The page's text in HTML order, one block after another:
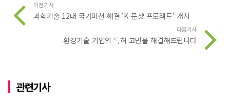
이전기사
과학기술 12대 국가미션 해결 'K-문샷 프로젝트' 개시
다음기사
환경기술 기업의 특허 고민을 해결해드립니다
관련기사